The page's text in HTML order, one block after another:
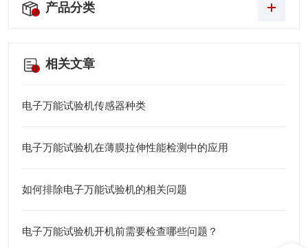
产品分类
相关文章
电子万能试验机传感器种类
电子万能试验机在薄膜拉伸性能检测中的应用
如何排除电子万能试验机的相关问题
电子万能试验机开机前需要检查哪些问题？